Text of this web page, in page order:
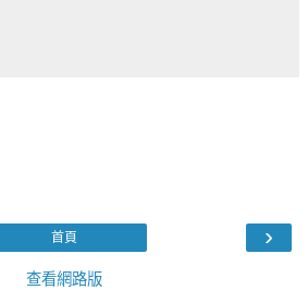
›
首頁
查看網路版